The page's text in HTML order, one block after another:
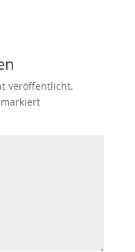
veröffentlicht.
markiert